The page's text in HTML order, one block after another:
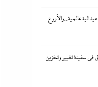
ميدالية عالمية..والأروع
في سفينة تغيير وتخزين